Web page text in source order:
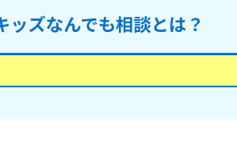
ッズなんでも相談とは？